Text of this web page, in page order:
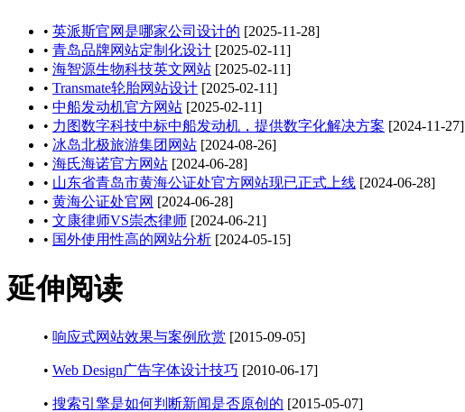
• 英派斯官网是哪家公司设计的 [2025-11-28]
• 青岛品牌网站定制化设计 [2025-02-11]
• 海智源生物科技英文网站 [2025-02-11]
• Transmate轮胎网站设计 [2025-02-11]
• 中船发动机官方网站 [2025-02-11]
• 力图数字科技中标中船发动机，提供数字化解决方案 [2024-11-27]
• 冰岛北极旅游集团网站 [2024-08-26]
• 海氏海诺官方网站 [2024-06-28]
• 山东省青岛市黄海公证处官方网站现已正式上线 [2024-06-28]
• 黄海公证处官网 [2024-06-28]
• 文康律师VS崇杰律师 [2024-06-21]
• 国外使用性高的网站分析 [2024-05-15]
延伸阅读
• 响应式网站效果与案例欣赏 [2015-09-05]
• Web Design广告字体设计技巧 [2010-06-17]
• 搜索引擎是如何判断新闻是否原创的 [2015-05-07]